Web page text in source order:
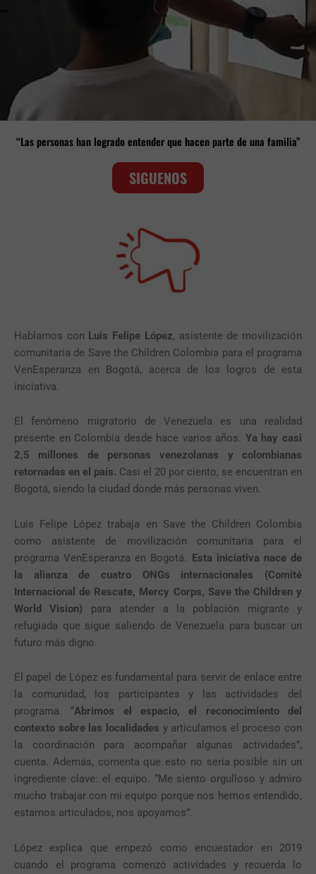
“Las personas han logrado entender que hacen parte de una familia”
SIGUENOS
Hablamos con Luis Felipe López, asistente de movilización
comunitaria de Save the Children Colombia para el programa
VenEsperanza en Bogotá, acerca de los logros de esta
iniciativa.
El fenómeno migratorio de Venezuela es una realidad
presente en Colombia desde hace varios años. Ya hay casi
2,5 millones de personas venezolanas y colombianas
retornadas en el país. Casi el 20 por ciento, se encuentran en
Bogotá, siendo la ciudad donde más personas viven.
Luis Felipe López trabaja en Save the Children Colombia
como asistente de movilización comunitaria para el
programa VenEsperanza en Bogotá. Esta iniciativa nace de
la alianza de cuatro ONGs internacionales (Comité
Internacional de Rescate, Mercy Corps, Save the Children y
World Vision) para atender a la población migrante y
refugiada que sigue saliendo de Venezuela para buscar un
futuro más digno.
El papel de López es fundamental para servir de enlace entre
la comunidad, los participantes y las actividades del
programa. “Abrimos el espacio, el reconocimiento del
contexto sobre las localidades y articulamos el proceso con
la coordinación para acompañar algunas actividades”,
cuenta. Además, comenta que esto no sería posible sin un
ingrediente clave: el equipo. “Me siento orgulloso y admiro
mucho trabajar con mi equipo porque nos hemos entendido,
estamos articulados, nos apoyamos”.
López explica que empezó como encuestador en 2019
cuando el programa comenzó actividades y recuerda lo